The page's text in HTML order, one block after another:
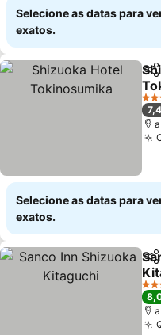
Selecione as datas para
exatos.
3
7,4
Selecione as datas para
exatos.
3